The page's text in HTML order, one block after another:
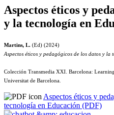
Aspectos éticos y
y la tecnología en
Martins, L. (Ed) (2024)
Aspectos éticos y pedagógicos de los datos y la
Colección Transmedia XXI. Barcelona:
Universitat de Barcelona.
Aspectos éticos y
tecnología en Educación (PDF)